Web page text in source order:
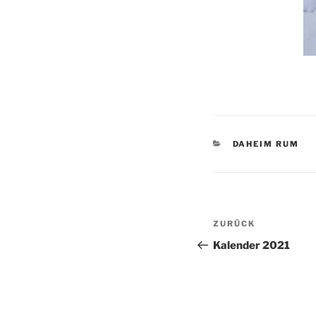
KATEGORIEN
DAHEIM RUM
Vorheriger
Beitrag
ZURÜCK
Kalender 2021